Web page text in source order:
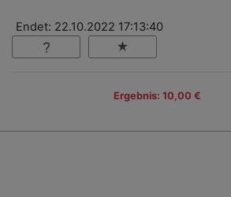
Endet: 22.10.2022 17:13:40
Ergebnis: 10,00 €